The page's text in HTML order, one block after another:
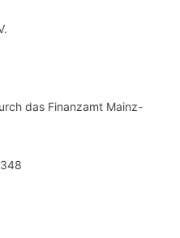
das Finanzamt Mainz-